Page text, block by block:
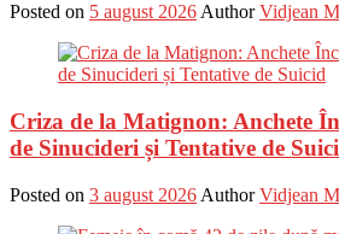
Posted on 5 august 2026Author Vidjean
Criza de la Matignon: Anchete
de Sinucideri și Tentative de
Posted on 3 august 2026 Author Vidjean